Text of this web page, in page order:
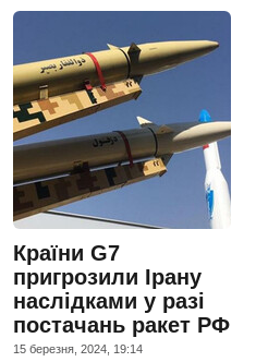
Країни G7
пригрозили Ірану
наслідками у разі
постачань ракет РФ
15 березня, 2024, 19:14